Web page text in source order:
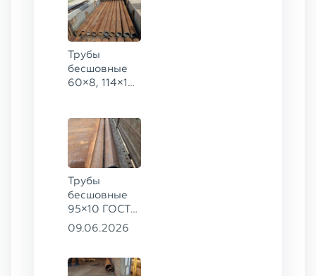
Трубы
бесшовные
60×8, 114×10,
8732-78, ст.
20
Трубы
бесшовные
95×10 ГОСТ
8732-78, ст.
09.06.2026